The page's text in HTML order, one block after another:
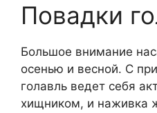
Повадки
Большое внимание
осенью и весной. С
голавль ведет себя
хищником, и наживка